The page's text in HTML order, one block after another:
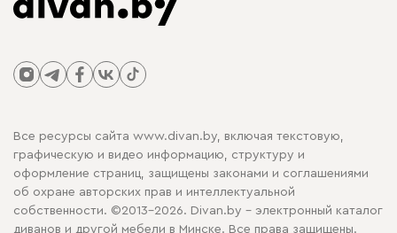
Все ресурсы сайта www.divan.by, включая текстовую,
графическую и видео информацию, структуру и
оформление страниц, защищены законами и соглашениями
об охране авторских прав и интеллектуальной
собственности. ©2013-2026. Divan.by - электронный каталог
диванов и другой мебели в Минске. Все права защищены.